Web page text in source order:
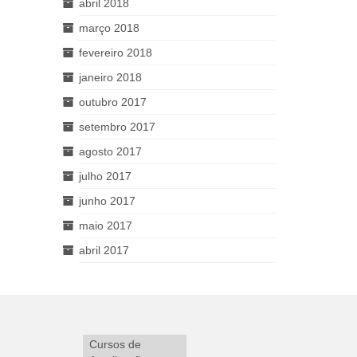
abril 2018
março 2018
fevereiro 2018
janeiro 2018
outubro 2017
setembro 2017
agosto 2017
julho 2017
junho 2017
maio 2017
abril 2017
Cursos de